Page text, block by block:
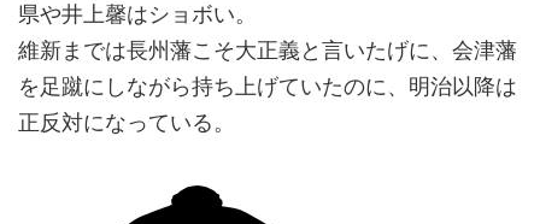
県や井上馨はショボい。
維新までは長州藩こそ大正義と言いたげに、会津藩
を足蹴にしながら持ち上げていたのに、明治以降は
正反対になっている。